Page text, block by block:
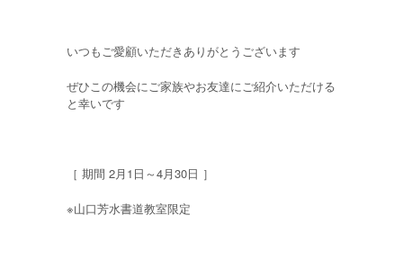
いつもご愛顧いただきありがとうございます
ぜひこの機会にご家族やお友達にご紹介いただける
と幸いです
［ 期間 2月1日～4月30日 ］
※山口芳水書道教室限定